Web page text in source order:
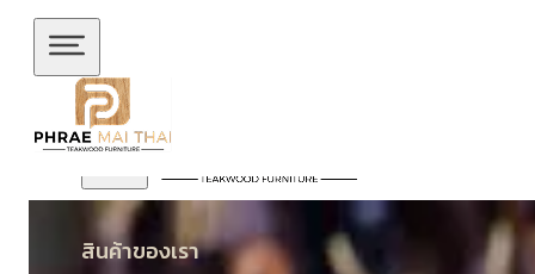
ข้ามไปยังเนื้อหาหลัก
สินค้าของเรา